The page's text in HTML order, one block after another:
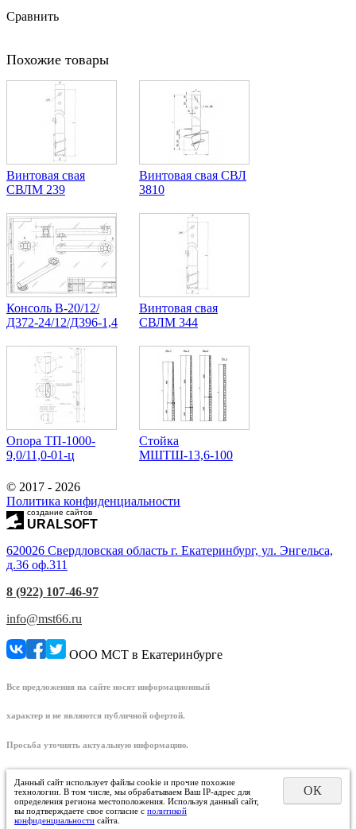
Сравнить
Похожие товары
Винтовая свая
СВЛМ 239
Винтовая свая СВЛ
3810
Консоль В-20/12/
Д372-24/12/Д396-1,4
Винтовая свая
СВЛМ 344
Опора ТП-1000-
9,0/11,0-01-ц
Стойка
МШТШ-13,6-100
© 2017 - 2026
Политика конфиденциальности
создание сайтов
URALSOFT
620026 Свердловская область г. Екатеринбург, ул. Энгельса,
д.36 оф.311
8 (922) 107-46-97
info@mst66.ru
ООО МСТ в Екатеринбурге
Все предложения на сайте носят информационный
характер и не являются публичной офертой.
Просьба уточнять актуальную информацию.
Данный сайт использует файлы cookie и прочие похожие
технологии. В том числе, мы обрабатываем Ваш IP-адрес для
определения региона местоположения. Используя данный сайт,
вы подтверждаете свое согласие с политикой
конфиденциальности сайта.
ОК